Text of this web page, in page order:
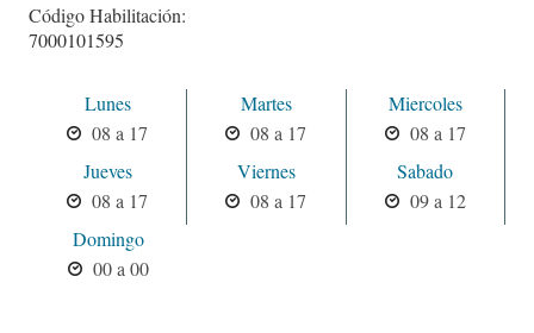
Código Habilitación:
7000101595
Lunes
08 a 17
Martes
08 a 17
Miercoles
08 a 17
Jueves
08 a 17
Viernes
08 a 17
Sabado
09 a 12
Domingo
00 a 00